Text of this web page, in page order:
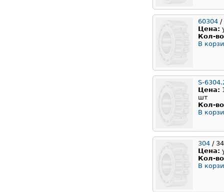
60304 /
Цена:
Кол-
В
S-
Цена:
шт
Кол-
В
304 /
Цена:
Кол-
В